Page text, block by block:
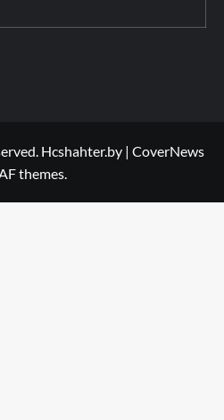
Hcshahter.by | CoverNews
themes.